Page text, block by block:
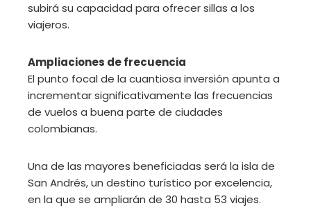
subirá su capacidad para ofrecer sillas a los
viajeros.
Ampliaciones de frecuencia
El punto focal de la cuantiosa inversión apunta a
incrementar significativamente las frecuencias
de vuelos a buena parte de ciudades
colombianas.
Una de las mayores beneficiadas será la isla de
San Andrés, un destino turístico por excelencia,
en la que se ampliarán de 30 hasta 53 viajes.